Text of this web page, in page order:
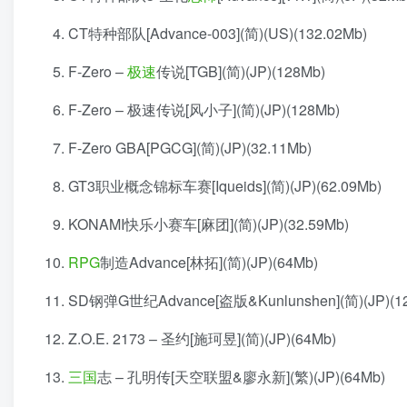
CT特种部队[Advance-003](简)(US)(132.02Mb)
F-Zero –极速传说[TGB](简)(JP)(128Mb)
F-Zero – 极速传说[风小子](简)(JP)(128Mb)
F-Zero GBA[PGCG](简)(JP)(32.11Mb)
GT3职业概念锦标车赛[Iqueids](简)(JP)(62.09Mb)
KONAMI快乐小赛车[麻团](简)(JP)(32.59Mb)
RPG制造Advance[林拓](简)(JP)(64Mb)
SD钢弹G世纪Advance[盗版&Kunlunshen](简
Z.O.E. 2173 – 圣约[施珂昱](简)(JP)(64Mb)
三国志 – 孔明传[天空联盟&廖永新](繁)(JP)(64Mb)